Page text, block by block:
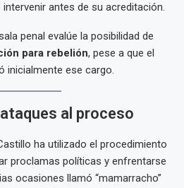
antes de su acreditación.
penal evalúe la posibilidad de
para rebelión, pese a que el
inicialmente ese cargo.
al proceso
ha utilizado el procedimiento
proclamas políticas y enfrentarse
ocasiones llamó “mamarracho”